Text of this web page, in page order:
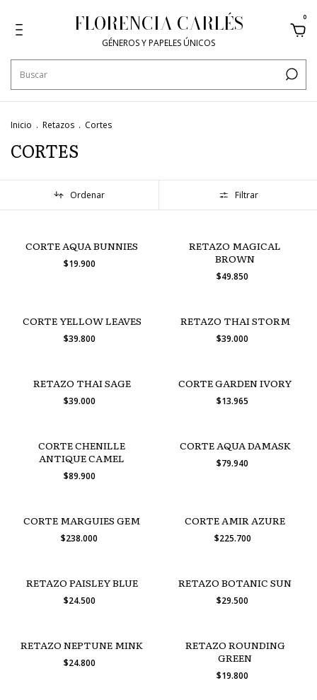
FLORENCIA CARLÉS
GÉNEROS Y PAPELES ÚNICOS
0
Inicio . Retazos . Cortes
CORTES
Ordenar Filtrar
CORTE AQUA BUNNIES
$19.900
RETAZO MAGICAL
BROWN
$49.850
CORTE YELLOW LEAVES
$39.800
RETAZO THAI STORM
$39.000
RETAZO THAI SAGE
$39.000
CORTE GARDEN IVORY
$13.965
CORTE CHENILLE
ANTIQUE CAMEL
$89.900
CORTE AQUA DAMASK
$79.940
CORTE MARGUIES GEM
$238.000
CORTE AMIR AZURE
$225.700
RETAZO PAISLEY BLUE
$24.500
RETAZO BOTANIC SUN
$29.500
RETAZO NEPTUNE MINK
$24.800
RETAZO ROUNDING
GREEN
$19.800